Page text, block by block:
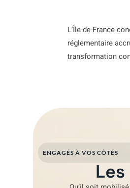
L’Île-de-France
réglementaire
transformation
ENGAGÉS À VOS CÔTÉS